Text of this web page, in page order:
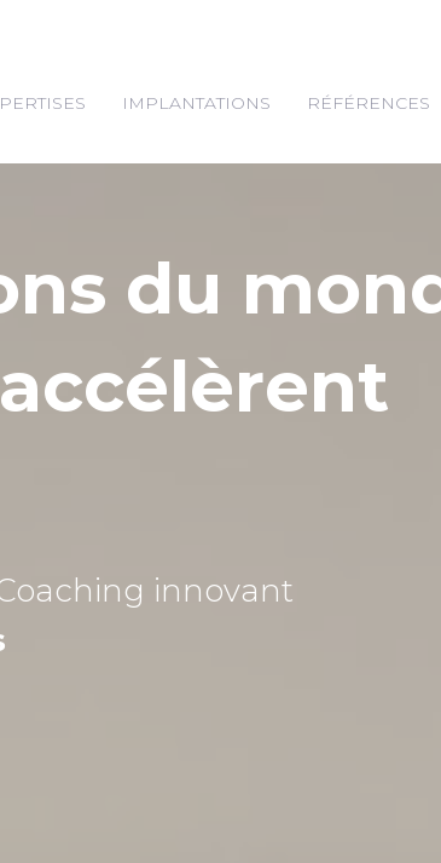
IMPLANTATIONS RÉFÉRENCES
du
innovant